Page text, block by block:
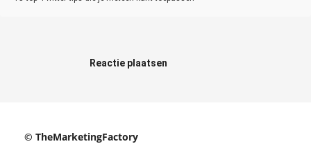
Reactie plaatsen
© TheMarketingFactory